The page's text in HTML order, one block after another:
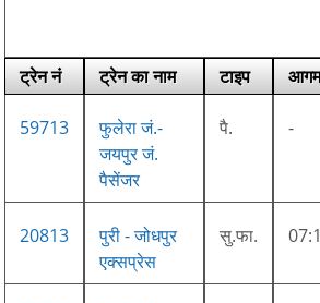
ट्रेन नं ट्रेन का नाम टाइप
59713
फुलेरा जं.-
जयपुर जं.
पैसेंजर
पै. -
20813
पुरी - जोधपुर
एक्सप्रेस
सु.फा.